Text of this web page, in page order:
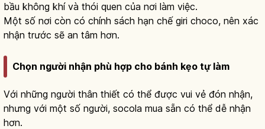
bầu không khí và thói quen của nơi làm việc.
Một số nơi còn có chính sách hạn chế giri choco, nên xác
nhận trước sẽ an tâm hơn.
Chọn người nhận phù hợp cho bánh kẹo tự làm
Với những người thân thiết có thể được vui vẻ đón nhận,
nhưng với một số người, socola mua sẵn có thể dễ nhận
hơn.